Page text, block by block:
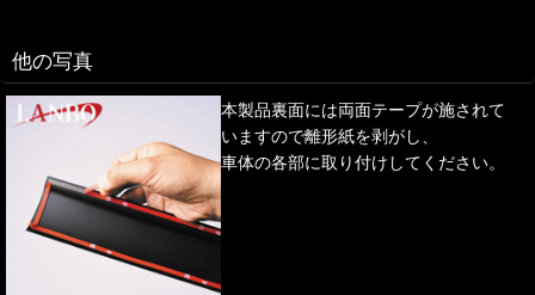
他の写真
本製品裏面には両面テープが施されて
いますので離形紙を剥がし、
車体の各部に取り付けしてください。